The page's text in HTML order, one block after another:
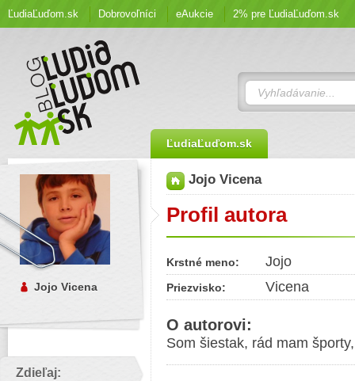
ĽudiaĽuďom.sk Dobrovoľníci eAukcie 2% pre ĽudiaĽuďom.sk
ĽudiaĽuďom.sk
Jojo Vicena
Zdieľaj:
Jojo Vicena
Profil autora
Krstné meno: Jojo
Priezvisko: Vicena
O autorovi:
Som šiestak, rád mam